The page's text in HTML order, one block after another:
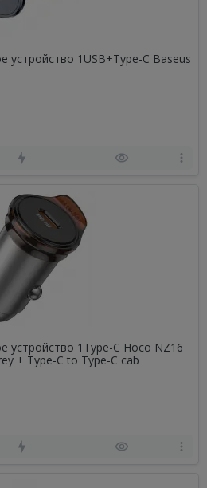
устройство 1USB+Type-C Baseus
устройство 1Type-C Hoco NZ16
+ Type-C to Type-C cab